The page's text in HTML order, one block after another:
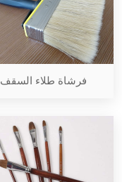
فرشاة طلاء السقف